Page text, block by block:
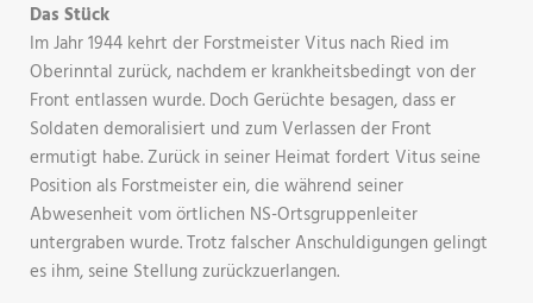
Das Stück
Im Jahr 1944 kehrt der Forstmeister Vitus nach Ried im
Oberinntal zurück, nachdem er krankheitsbedingt von der
Front entlassen wurde. Doch Gerüchte besagen, dass er
Soldaten demoralisiert und zum Verlassen der Front
ermutigt habe. Zurück in seiner Heimat fordert Vitus seine
Position als Forstmeister ein, die während seiner
Abwesenheit vom örtlichen NS-Ortsgruppenleiter
untergraben wurde. Trotz falscher Anschuldigungen gelingt
es ihm, seine Stellung zurückzuerlangen.